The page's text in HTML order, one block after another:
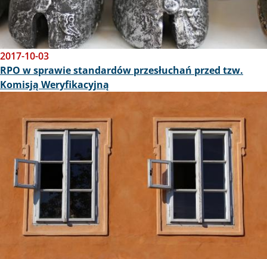
2017-10-03
RPO w sprawie standardów przesłuchań przed tzw.
Komisją Weryfikacyjną